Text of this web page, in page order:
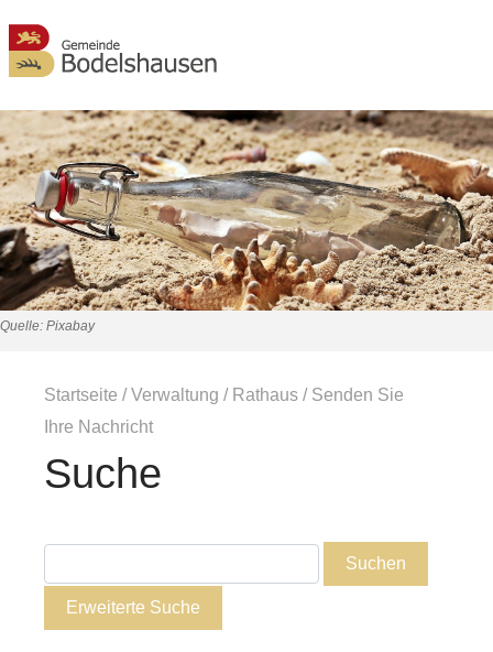
Quelle: Pixabay
Startseite /Verwaltung / Rathaus / Senden Sie
Ihre Nachricht
Suche
Suchen
Erweiterte Suche